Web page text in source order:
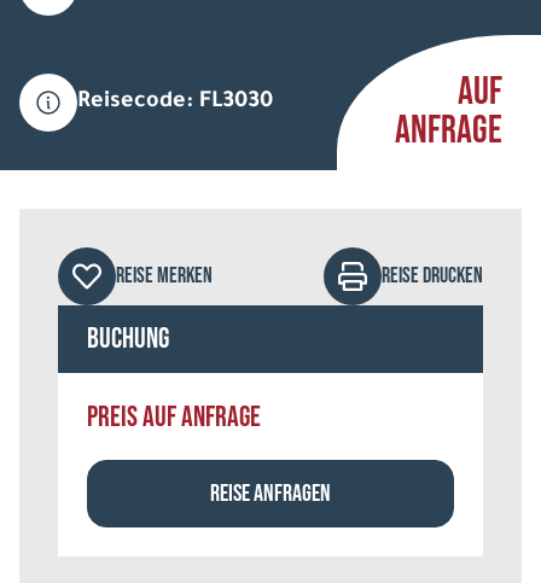
Reisecode: FL3030
AUF
ANFRAGE
REISE MERKEN REISE DRUCKEN
Buchung
PREIS AUF ANFRAGE
REISE ANFRAGEN